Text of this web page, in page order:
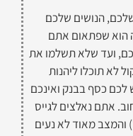
הנושים שלכם
הוא שפתאום אתם
ועד שלא תשלמו את
לא תוכלו ליהנות
לכם כסף בבנק ואינכם
אתם נאלצים לגייס
והמצב מאוד לא נעים